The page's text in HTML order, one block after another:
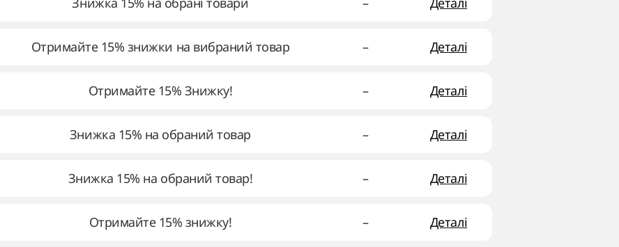
Отримайте 15% знижки на вибраний товар – Деталі
Отримайте 15% Знижку! – Деталі
Знижка 15% на обраний товар – Деталі
Знижка 15% на обраний товар! – Деталі
Отримайте 15% знижку! – Деталі